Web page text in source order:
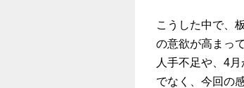
こうした中で、
の意欲が高まっ
人手不足や、4
でなく、今回の